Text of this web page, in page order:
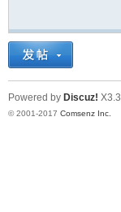
Powered by Discuz! X3.3
© 2001-2017 Comsenz Inc.